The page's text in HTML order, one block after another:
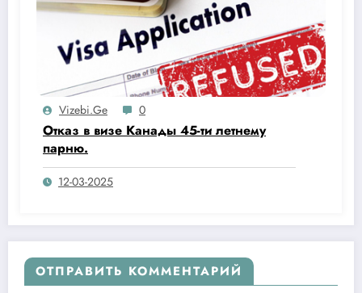
Vizebi.ge 0
Отказ в визе Канады 45-ти летнему
парню.
12-03-2025
ОТПРАВИТЬ КОММЕНТАРИЙ